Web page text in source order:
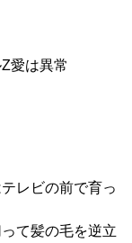
は異常
ビの前で育っ
髪の毛を逆立